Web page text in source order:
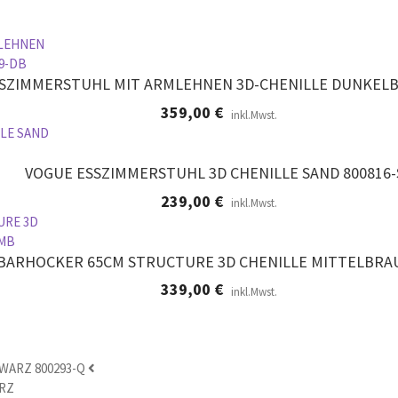
MIT ARMLEHNEN 3D-CHENILLE
359,00 € inkl.Mwst.
VOGUE ESSZIMMERSTUHL 3D CHENILLE SAND
239,00 € inkl.Mwst.
65CM STRUCTURE 3D CHENILLE
339,00 € inkl.Mwst.
800293-Q